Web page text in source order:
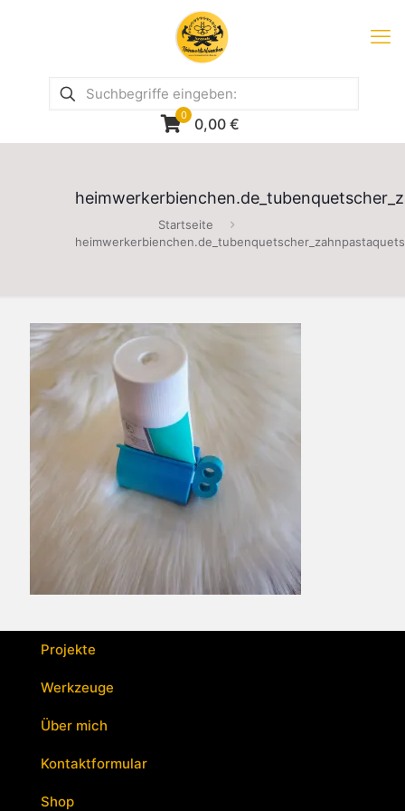
0 0,00 €
Startseite
Projekte
Werkzeuge
Über mich
Kontaktformular
Shop